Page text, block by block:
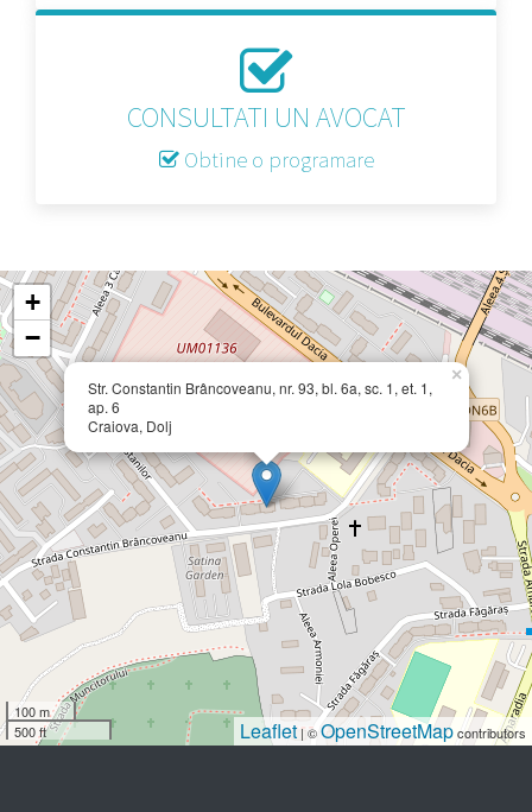
CONSULTATI UN AVOCAT
Obtine o programare
Str. Constantin Brâncoveanu, nr. 93, bl. 6a, sc. 1, et. 1,
ap. 6
Craiova, Dolj
×
+
−
100 m
500 ft
Leaflet| ©OpenStreetMapcontributors